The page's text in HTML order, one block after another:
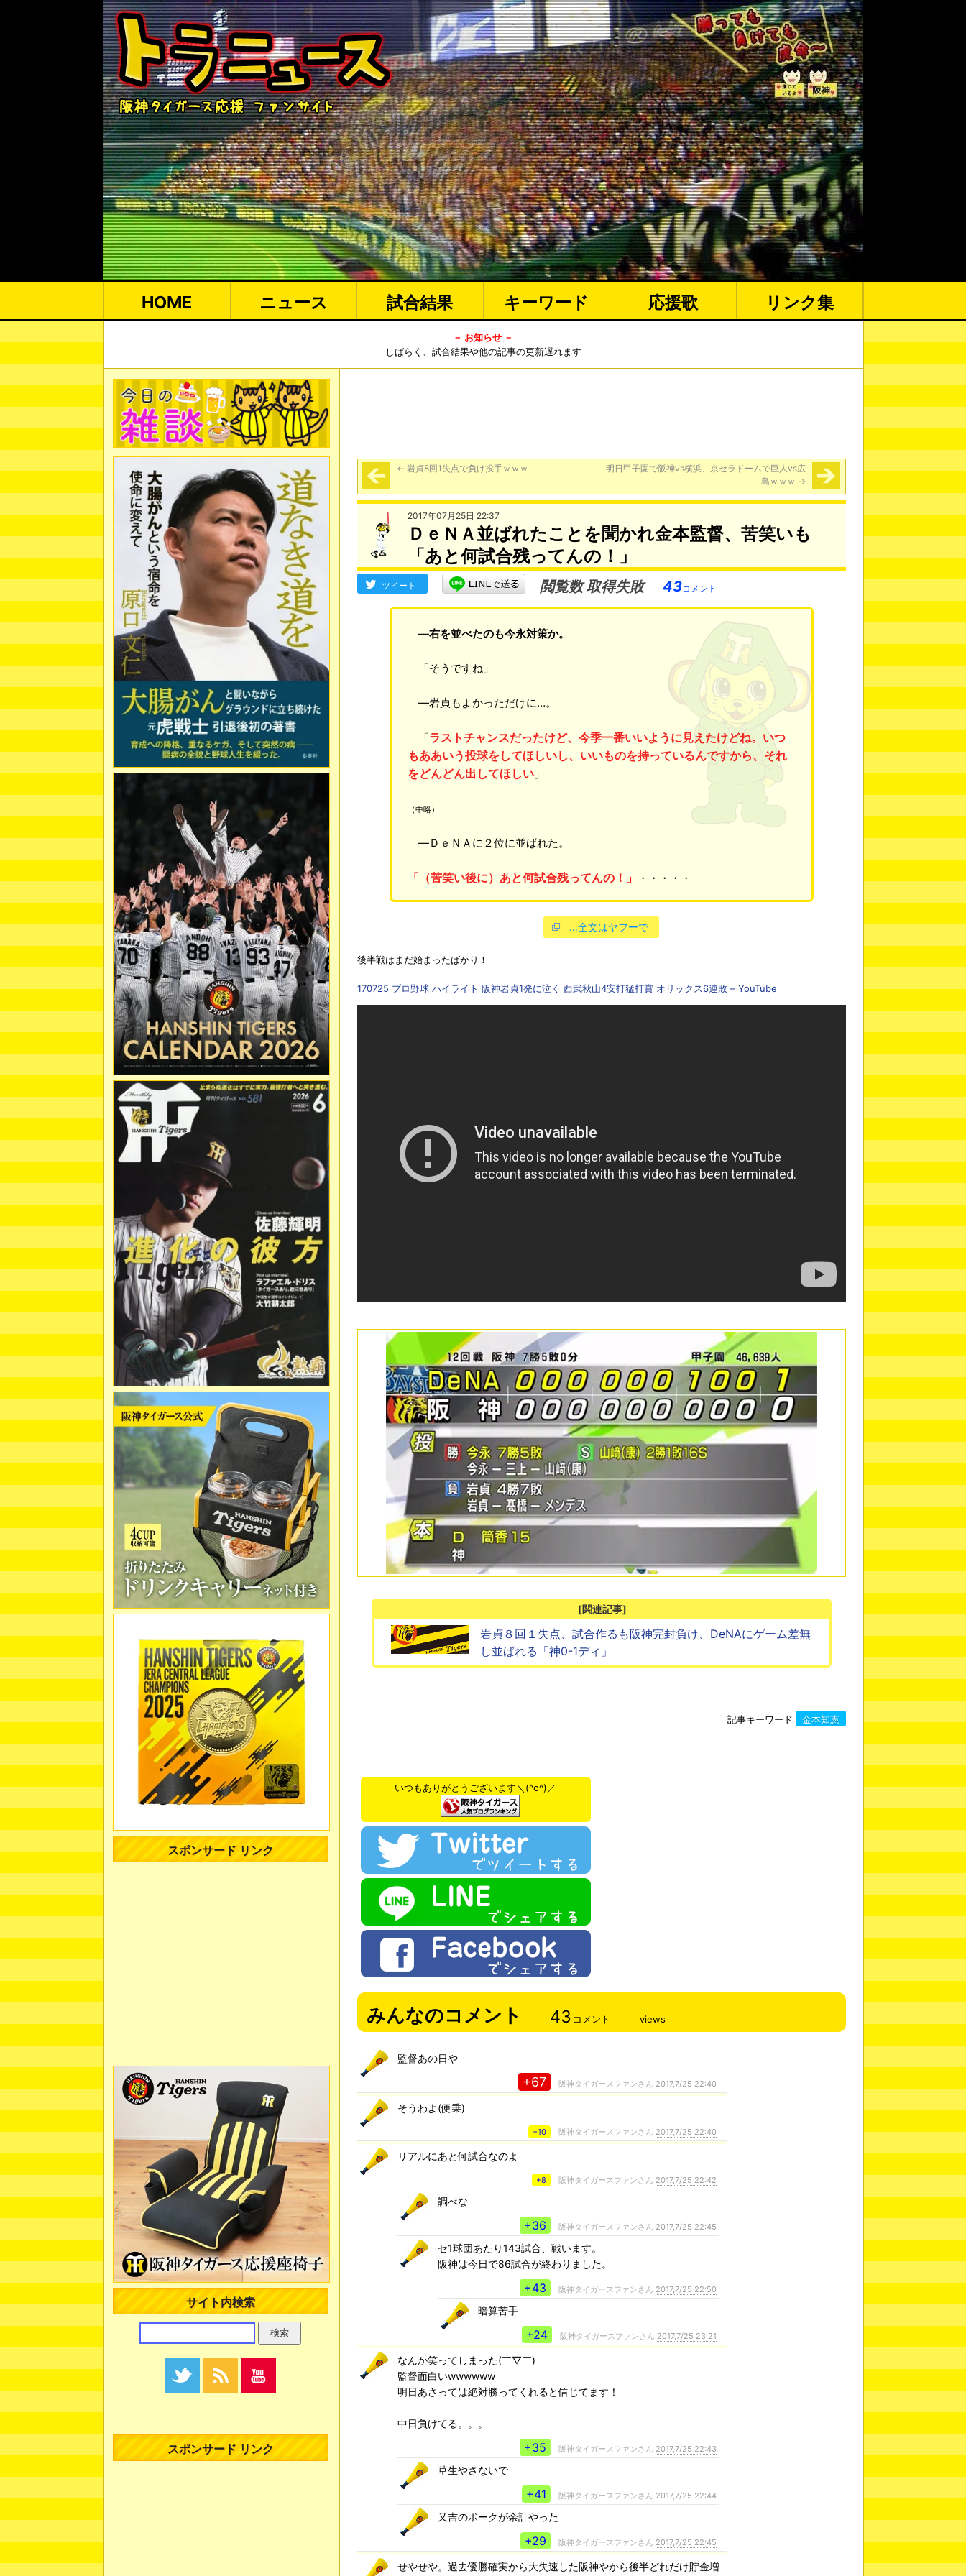
HOME ニュース 試合結果 キーワード 応援歌 リンク集
－ お知らせ －
しばらく、試合結果や他の記事の更新遅れます
← 岩貞8回1失点で負け投手ｗｗｗ
明日甲子園で阪神vs横浜、京セラドームで巨人vs広
島ｗｗｗ →
2017年07月25日 22:37
ＤｅＮＡ並ばれたことを聞かれ金本監督、苦笑いも
「あと何試合残ってんの！」
ツイート 閲覧数 取得失敗 43コメント
―右を並べたのも今永対策か。
「そうですね」
―岩貞もよかっただけに…。
「ラストチャンスだったけど、今季一番いいように見えたけどね。いつ
もああいう投球をしてほしいし、いいものを持っているんですから、それ
をどんどん出してほしい 」
（中略）
―ＤｅＮＡに２位に並ばれた。
「（苦笑い後に）あと何試合残ってんの！」 ・・・・・
…全文はヤフーで
後半戦はまだ始まったばかり！
170725 プロ野球 ハイライト 阪神岩貞1発に泣く 西武秋山4安打猛打賞 オリックス6連敗 – YouTube
[関連記事]
岩貞８回１失点、試合作るも阪神完封負け、DeNAにゲーム差無
し並ばれる「神0-1ディ」
記事キーワード 金本知憲
いつもありがとうございます＼(^o^)／
みんなのコメント 43 コメント views
監督あの日や
+67 阪神タイガースファンさん 2017,7/25 22:40
そうわよ(便乗)
+10 阪神タイガースファンさん 2017,7/25 22:40
リアルにあと何試合なのよ
+8 阪神タイガースファンさん 2017,7/25 22:42
調べな
+36 阪神タイガースファンさん 2017,7/25 22:45
セ1球団あたり143試合、戦います。
阪神は今日で86試合が終わりました。
+43 阪神タイガースファンさん 2017,7/25 22:50
暗算苦手
+24 阪神タイガースファンさん 2017,7/25 23:21
なんか笑ってしまった(￣▽￣)
監督面白いwwwwww
明日あさっては絶対勝ってくれると信じてます！
中日負けてる。。。
+35 阪神タイガースファンさん 2017,7/25 22:43
草生やさないで
+41 阪神タイガースファンさん 2017,7/25 22:44
又吉のボークが余計やった
+29 阪神タイガースファンさん 2017,7/25 22:45
せやせや。過去優勝確実から大失速した阪神やから後半どれだけ貯金増
スポンサード リンク
サイト内検索
スポンサード リンク